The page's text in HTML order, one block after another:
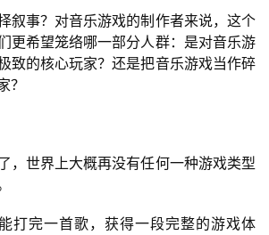
叙事？对音乐游戏的制作者来说，这个
更希望笼络哪一部分人群：是对音乐游
致的核心玩家？还是把音乐游戏当作碎
？
，世界上大概再没有任何一种游戏类型
打完一首歌，获得一段完整的游戏体